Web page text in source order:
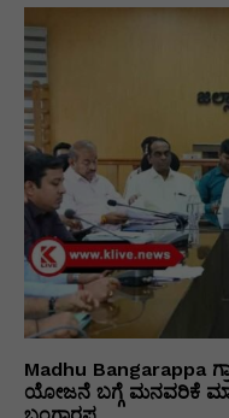
Madhu Bangarappa
ಯೋಜನೆ ಬಗ್ಗೆ ಮನವರಿಕೆ